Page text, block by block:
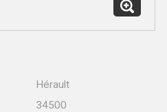
Hérault
34500